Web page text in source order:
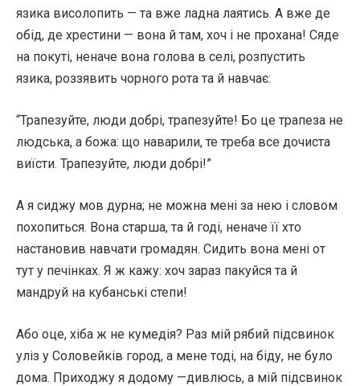
язика висолопить — та вже ладна лаятись. А вже де
обід, де хрестини — вона й там, хоч і не прохана! Сяде
на покуті, неначе вона голова в селі, розпустить
язика, роззявить чорного рота та й навчає:
“Трапезуйте, люди добрі, трапезуйте! Бо це трапеза не
людська, а божа: що наварили, те треба все дочиста
виїсти. Трапезуйте, люди добрі!”
А я сиджу мов дурна; не можна мені за нею і словом
похопиться. Вона старша, та й годі, неначе її хто
настановив навчати громадян. Сидить вона мені от
тут у печінках. Я ж кажу: хоч зараз пакуйся та й
мандруй на кубанські степи!
Або оце, хіба ж не кумедія? Раз мій рябий підсвинок
уліз у Соловейків город, а мене тоді, на біду, не було
дома. Приходжу я додому —дивлюсь, а мій підсвинок